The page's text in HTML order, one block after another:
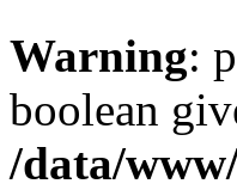
Warning:
boolean
/data/